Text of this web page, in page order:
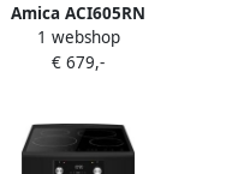
Amica ACI605RN
Inductiefornuis 50 cm
met aangesloten 3
1 webshop
€ 679,-